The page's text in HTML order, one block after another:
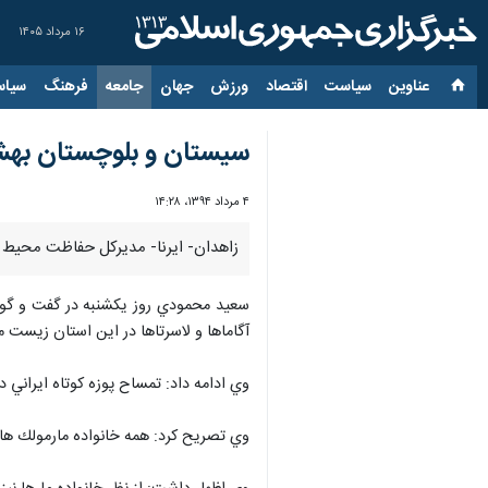
۱۶ مرداد ۱۴۰۵
عناوین‌ سیاست اقتصاد ورزش جهان جامعه فرهنگ
سيستان و بلوچستان
۴ مرداد ۱۳۹۴، ۱۴:۲۸